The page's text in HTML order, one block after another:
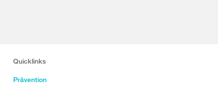
Quicklinks
Prävention